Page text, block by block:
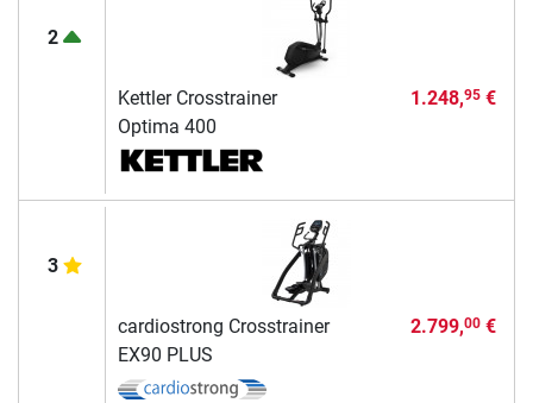
2
Kettler Crosstrainer
Optima 400
1.248,95€
3
cardiostrong Crosstrainer
EX90 PLUS
2.799,00€